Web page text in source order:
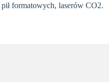
formatowych, laserów CO2.